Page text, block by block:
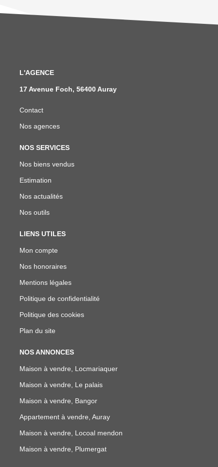
L'AGENCE
17 Avenue Foch, 56400 Auray
Contact
Nos agences
NOS SERVICES
Nos biens vendus
Estimation
Nos actualités
Nos outils
LIENS UTILES
Mon compte
Nos honoraires
Mentions légales
Politique de confidentialité
Politique des cookies
Plan du site
NOS ANNONCES
Maison à vendre, Locmariaquer
Maison à vendre, Le palais
Maison à vendre, Bangor
Appartement à vendre, Auray
Maison à vendre, Locoal mendon
Maison à vendre, Plumergat